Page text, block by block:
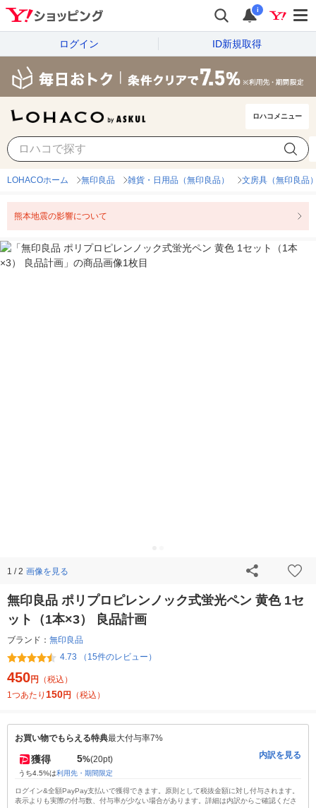
i
ログイン ID新規取得
ロハコメニュー
LOHACOホーム 無印良品 雑貨・日用品（無印良品） 文房具（無印良品
熊本地震の影響について
1 / 2 画像を見る
無印良品 ポリプロピレンノック式蛍光ペン 黄色 1セ
ット（1本×3） 良品計画
ブランド： 無印良品
4.73 （15件のレビュー）
450円
（税込）
1つあたり 150円 （税込）
お買い物でもらえる特典最大付与率7%
獲得 5%(20pt)
うち4.5%は利用先・期間限定
内訳を見る
ログイン&全額PayPay支払いで獲得できます。原則として税抜金額に対し付与されます。
表示よりも実際の付与数、付与率が少ない場合があります。詳細は内訳からご確認くださ